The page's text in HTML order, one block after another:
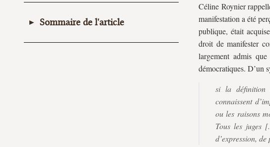
Sommaire de l'article
Céline Roynier
manifestation a été
publique, était
droit de manifester
largement admis
démocratiques. D’un
si la définition
connaissent
ou les raisons
Tous les juges
d’expression,